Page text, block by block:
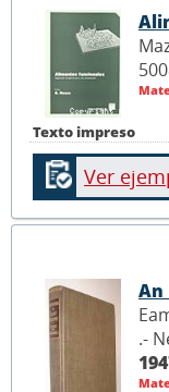
Texto impreso
Ver
An
.-